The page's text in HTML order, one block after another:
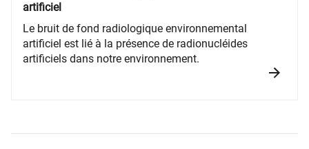
artificiel
Le bruit de fond radiologique environnemental
artificiel est lié à la présence de radionucléides
artificiels dans notre environnement.